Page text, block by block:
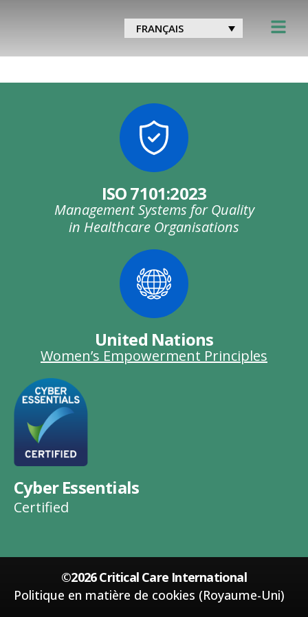
FRANÇAIS
Catégorie :Recrutement de
personnel médical pour les
sites éloignés
ISO 7101:2023
Management Systems for Quality
in Healthcare Organisations
United Nations
Women’s Empowerment Principles
Cyber Essentials
Certified
©2026 Critical Care International
Politique en matière de cookies (Royaume-Uni)